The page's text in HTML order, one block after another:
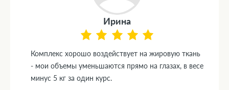
Ирина
Комплекс хорошо воздействует на жировую ткань
- мои объемы уменьшаются прямо на глазах, в весе
минус 5 кг за один курс.